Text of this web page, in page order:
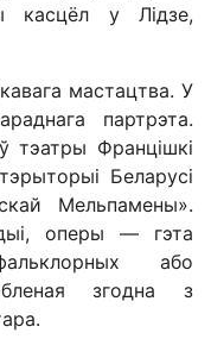
касцёл у Лідзе,
мастацтва. У
партрэта.
тэатры Францішкі
Беларусі
Мельпамены».
оперы — гэта
або
згодна з